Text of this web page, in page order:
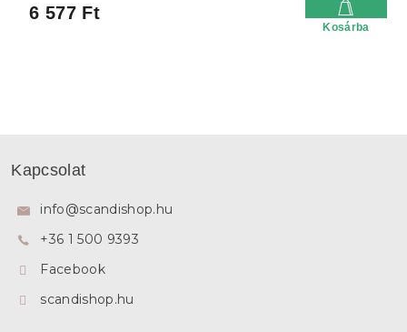
6 577 Ft
Kosárba
Kapcsolat
info@scandishop.hu
+36 1 500 9393
Facebook
scandishop.hu